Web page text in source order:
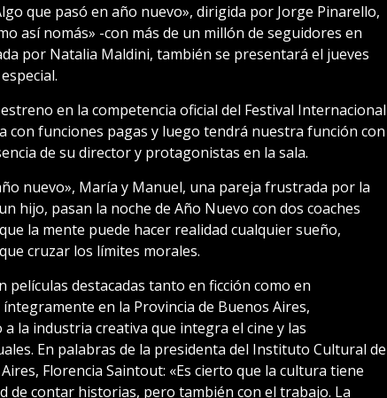
que pasó en año nuevo», dirigida por Jorge Pinarello,
así nomás» -con más de un millón de seguidores en
por Natalia Maldini, también se presentará el jueves
en la competencia oficial del Festival Internacional
con funciones pagas y luego tendrá nuestra función con
de su director y protagonistas en la sala.
nuevo», María y Manuel, una pareja frustrada por la
hijo, pasan la noche de Año Nuevo con dos coaches
la mente puede hacer realidad cualquier sueño,
cruzar los límites morales.
películas destacadas tanto en ficción como en
en la Provincia de Buenos Aires,
la industria creativa que integra el cine y las
En palabras de la presidenta del Instituto Cultural de
Florencia Saintout: «Es cierto que la cultura tiene
de contar historias, pero también con el trabajo. La